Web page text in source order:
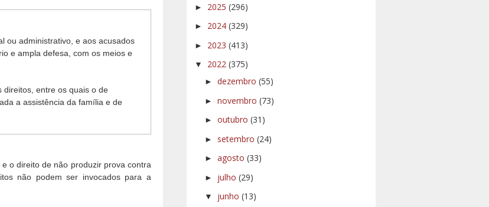
ou administrativo, e aos acusados
e ampla defesa, com os meios e
entre os quais o de
a assistência da família e de
o direito de não produzir prova contra
não podem ser invocados para a
► 2025 (296)
► 2024 (329)
► 2023 (413)
▼ 2022 (375)
► dezembro (55)
► novembro (73)
► outubro (31)
► setembro (24)
► agosto (33)
► julho (29)
▼ junho (13)